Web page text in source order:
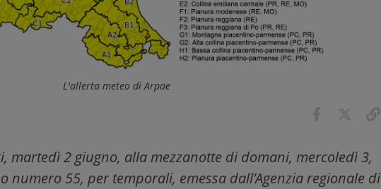
L'allerta meteo di Arpae
martedì 2 giugno, alla mezzanotte di domani, mercoledì 3,
numero 55, per temporali, emessa dall’Agenzia regionale di